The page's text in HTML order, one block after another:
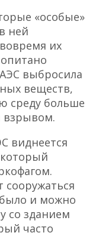
«особые»
ней
их
выбросила
веществ,
среду больше
взрывом.
виднеется
сооружаться
и можно
со зданием
часто